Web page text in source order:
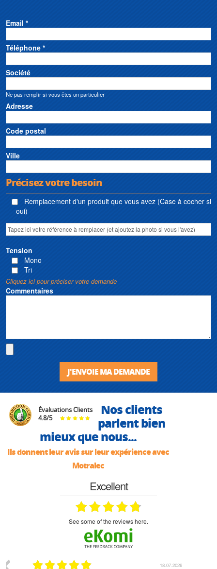
Email *
Téléphone *
Société
Ne pas remplir si vous êtes un particulier
Adresse
Code postal
Ville
Précisez votre besoin
Remplacement d'un produit que vous avez (Case à cocher si
oui)
Tension
Mono
Tri
Cliquez ici pour préciser votre demande
Commentaires
J'ENVOIE MA DEMANDE
Évaluations Clients
4.8/5
Nos clients
parlent bien
mieux que nous...
Ils donnent leur avis sur leur expérience avec
Motralec
Excellent
see some of the reviews here.
18.07.2026